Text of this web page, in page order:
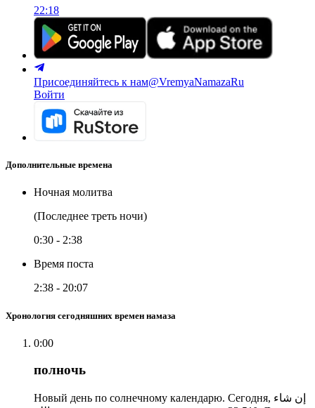
22:18
Присоединяйтесь к нам@VremyaNamazaRu
Войти
Дополнительные времена
Ночная молитва
(Последнее треть ночи)
0:30 - 2:38
Время поста
2:38 - 20:07
Хронология сегодняшних времен намаза
0:00
полночь
Новый день по солнечному календарю. Сегодня, إن شاء